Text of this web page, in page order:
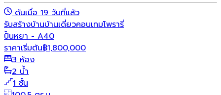
ดันเมื่อ 19 วันที่แล้ว
รับสร้างบ้านบ้านเดี่ยวคอนเทมโพรารี่
ปั้นหยา - A40
ราคาเริ่มต้น฿1,800,000
3 ห้อง
2 น้ำ
1 ชั้น